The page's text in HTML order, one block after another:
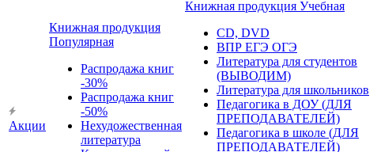
Акции
Книжная продукция
Популярная
Распродажа книг
-30%
Распродажа книг
-50%
Нехудожественная
литература
Книжная продукция Учебная
CD, DVD
ВПР ЕГЭ ОГЭ
Литература для студентов
(ВЫВОДИМ)
Литература для школьников
Педагогика в ДОУ (ДЛЯ
ПРЕПОДАВАТЕЛЕЙ)
Педагогика в школе (ДЛЯ
ПРЕПОДАВАТЕЛЕЙ)